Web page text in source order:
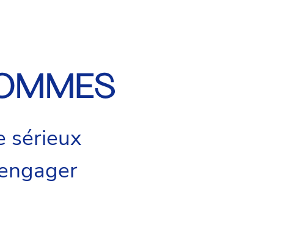
sérieux